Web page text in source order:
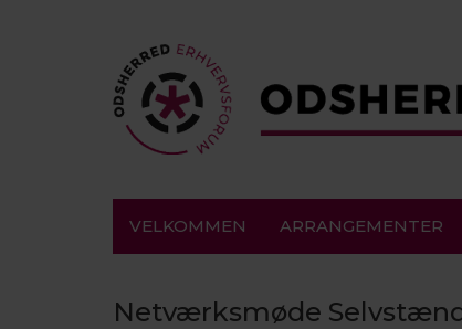
VELKOMMEN ARRANGEMENTER
Netværksmøde